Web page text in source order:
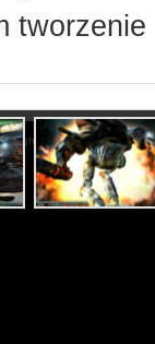
tworzenie
rights reserved